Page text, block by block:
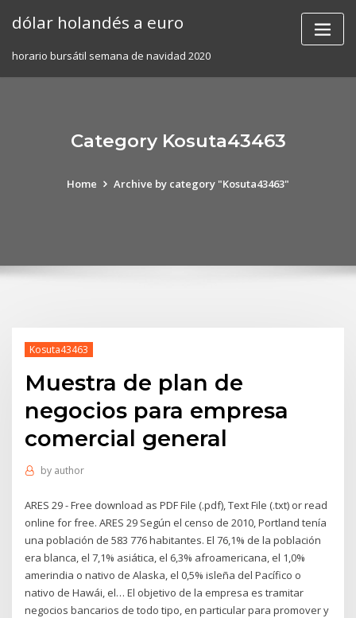
dólar holandés a euro
horario bursátil semana de navidad 2020
Category Kosuta43463
Home Archive by category "Kosuta43463"
Kosuta43463
Muestra de plan de
negocios para empresa
comercial general
by author
ARES 29 - Free download as PDF File (.pdf), Text File (.txt) or read
online for free. ARES 29 Según el censo de 2010, Portland tenía
una población de 583 776 habitantes. El 76,1% de la población
era blanca, el 7,1% asiática, el 6,3% afroamericana, el 1,0%
amerindia o nativo de Alaska, el 0,5% isleña del Pacífico o
nativo de Hawái, el… El objetivo de la empresa es tramitar
negocios bancarios de todo tipo, en particular para promover y